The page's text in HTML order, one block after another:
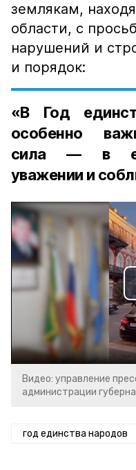
землякам,
области, с
нарушений и
и порядок:
«В Год
особенно
сила — в
уважении и
Видео: управление
администрации
год единства народов